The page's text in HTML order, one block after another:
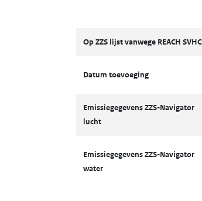
Op ZZS lijst vanwege REACH SVHC
Datum toevoeging
Emissiegegevens ZZS-Navigator
lucht
Emissiegegevens ZZS-Navigator
water